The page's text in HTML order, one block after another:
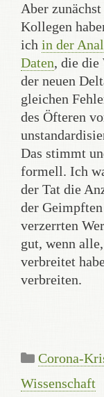
Aber
Kollegen
ich in der
Daten, die die
der neuen
gleichen
des Öfteren
Das stimmt
formell. Ich
der Tat die
der
verzerrten
gut, wenn
verbreitet
verbreiten.
Categories
Corona-
Wissenschaft